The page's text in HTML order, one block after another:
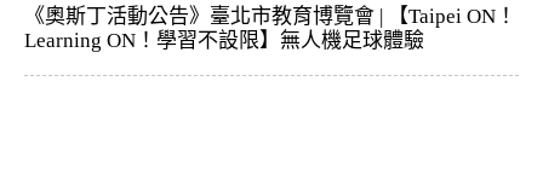
《奧斯丁活動公告》臺北市教育博覽會 | 【Taipei ON！
Learning ON！學習不設限】無人機足球體驗